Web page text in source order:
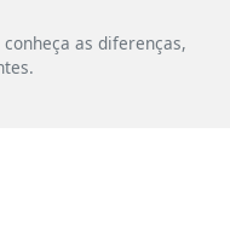
as diferenças,